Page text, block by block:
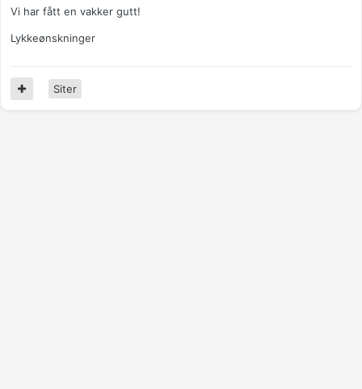
Vi har fått en vakker gutt!
Lykkeønskninger
Siter